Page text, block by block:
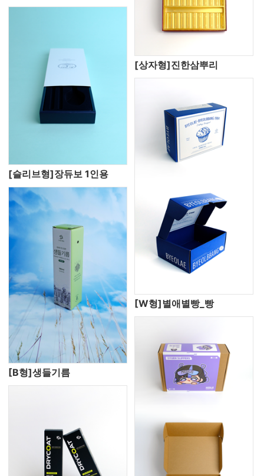
[슬리브형]장듀보 1인용
[상자형]진한삼뿌리
[B형]생들기름
[W형]별애별빵_빵